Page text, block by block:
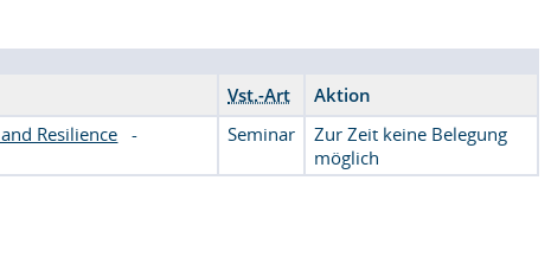
Vst.-Art
Aktion
Resilience -
Seminar
Zur Zeit keine Belegung
möglich